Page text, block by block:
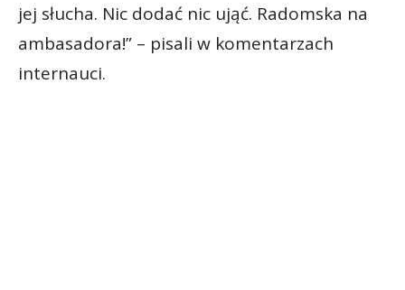
jej słucha. Nic dodać nic ująć. Radomska na
ambasadora!” – pisali w komentarzach
internauci.